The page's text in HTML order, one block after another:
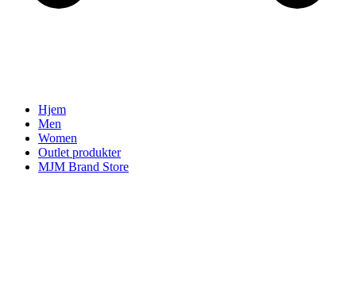
Hjem
Men
Women
Outlet produkter
MJM Brand Store